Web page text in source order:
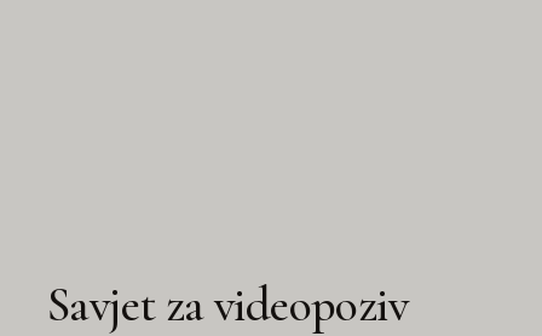
Savjet za videopoziv